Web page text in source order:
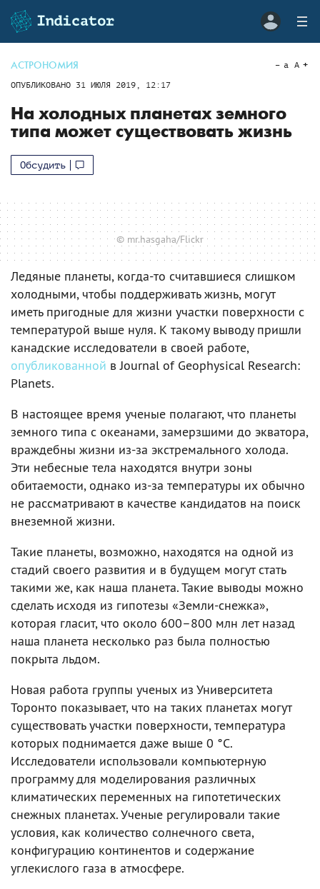
АСТРОНОМИЯ
ОПУБЛИКОВАНО 31 ИЮЛЯ 2019, 12:17
a A
На холодных планетах земного
типа может существовать жизнь
Обсудить
© mr.hasgaha/Flickr
Ледяные планеты, когда-то считавшиеся слишком
холодными, чтобы поддерживать жизнь, могут
иметь пригодные для жизни участки поверхности с
температурой выше нуля. К такому выводу пришли
канадские исследователи в своей работе,
опубликованной в Journal of Geophysical Research:
Planets.
В настоящее время ученые полагают, что планеты
земного типа с океанами, замерзшими до экватора,
враждебны жизни из-за экстремального холода.
Эти небесные тела находятся внутри зоны
обитаемости, однако из-за температуры их обычно
не рассматривают в качестве кандидатов на поиск
внеземной жизни.
Такие планеты, возможно, находятся на одной из
стадий своего развития и в будущем могут стать
такими же, как наша планета. Такие выводы можно
сделать исходя из гипотезы «Земли-снежка»,
которая гласит, что около 600–800 млн лет назад
наша планета несколько раз была полностью
покрыта льдом.
Новая работа группы ученых из Университета
Торонто показывает, что на таких планетах могут
существовать участки поверхности, температура
которых поднимается даже выше 0 °C.
Исследователи использовали компьютерную
программу для моделирования различных
климатических переменных на гипотетических
снежных планетах. Ученые регулировали такие
условия, как количество солнечного света,
конфигурацию континентов и содержание
углекислого газа в атмосфере.